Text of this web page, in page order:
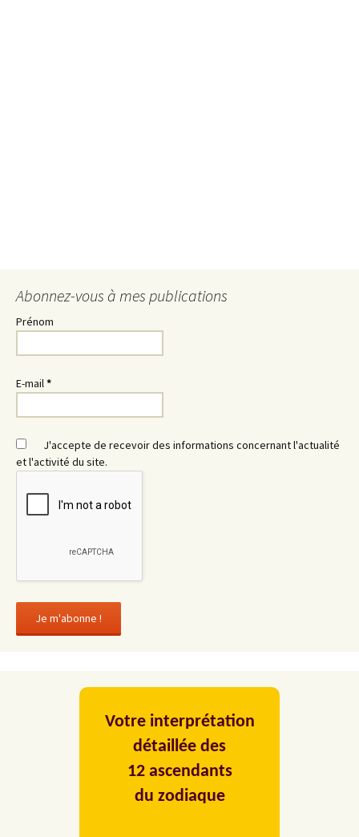
Abonnez-vous à mes publications
Prénom
E-mail*
J'accepte de recevoir des informations concernant l'actualité
et l'activité du site.
Votre interprétation
détaillée des
12 ascendants
du zodiaque